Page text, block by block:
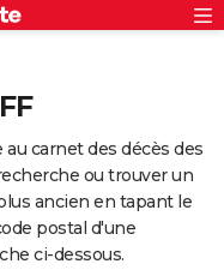
carnet des décès des
ou trouver un
ancien en tapant le
postal d'une
ci-dessous.